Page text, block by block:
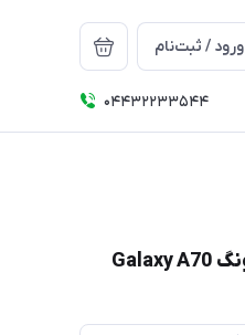
ورود / ثبت‌نام
04432233544